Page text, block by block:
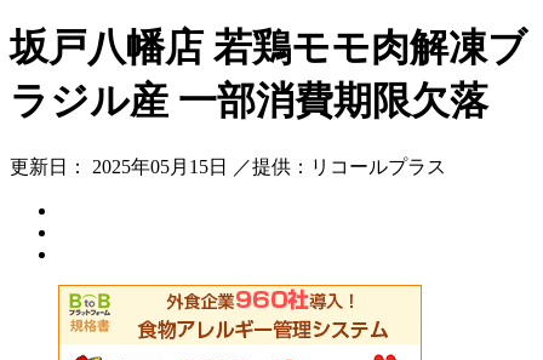
坂戸八幡店 若鶏モモ肉解凍ブ
ラジル産 一部消費期限欠落
更新日： 2025年05月15日 ／提供：リコールプラス